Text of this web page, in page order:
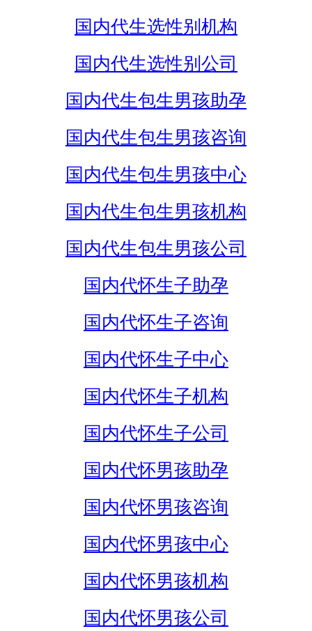
国内代生选性别机构
国内代生选性别公司
国内代生包生男孩助孕
国内代生包生男孩咨询
国内代生包生男孩中心
国内代生包生男孩机构
国内代生包生男孩公司
国内代怀生子助孕
国内代怀生子咨询
国内代怀生子中心
国内代怀生子机构
国内代怀生子公司
国内代怀男孩助孕
国内代怀男孩咨询
国内代怀男孩中心
国内代怀男孩机构
国内代怀男孩公司